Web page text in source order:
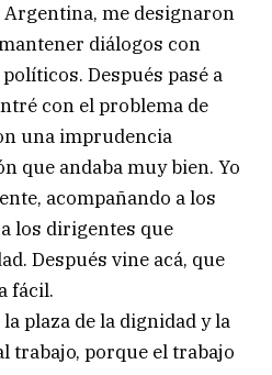
me designaron
diálogos con
Después pasé a
con el problema de
una imprudencia
que andaba muy bien. Yo
acompañando a los
los dirigentes que
Después vine acá, que
fácil.
plaza de la dignidad y la
trabajo, porque el trabajo